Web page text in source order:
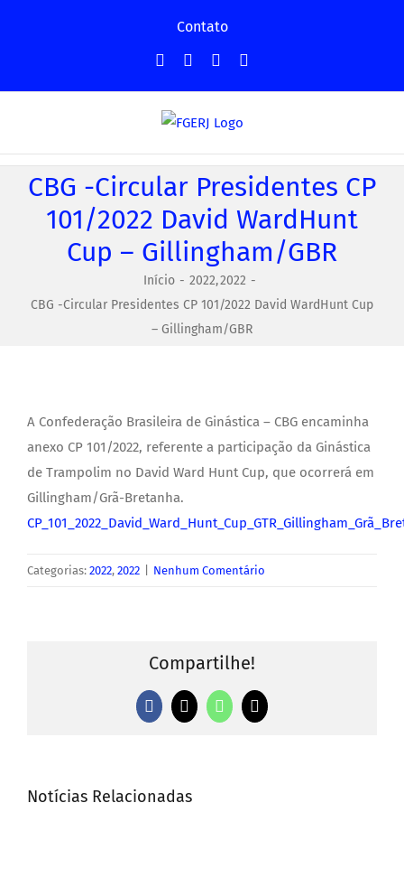
conteúdo
Contato
FacebookInstagramYouTube
Grupo
CBG -Circular Presidentes CP
101/2022 David WardHunt
Cup – Gillingham/GBR
Início 2022 2022
CBG -Circular Presidentes CP 101/2022 David WardHunt Cup
– Gillingham/GBR
A Confederação Brasileira de Ginástica – CBG encaminha
anexo CP 101/2022, referente a participação da Ginástica
de Trampolim no David Ward Hunt Cup, que ocorrerá em
Gillingham/Grã-Bretanha.
Categorias: 2022, 2022 Nenhum Comentário
Compartilhe!
Facebook
X WhatsApp
E-
Notícias Relacionadas